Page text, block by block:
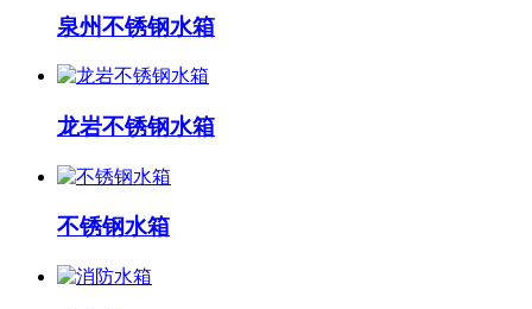
泉州不锈钢水箱
龙岩不锈钢水箱
不锈钢水箱